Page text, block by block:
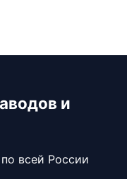
и
всей России